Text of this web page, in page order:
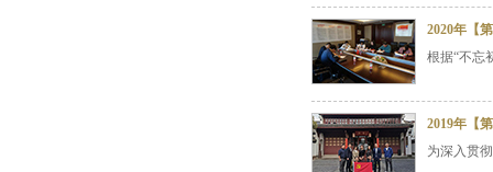
2020年【
根据“不忘
2019年【
为深入贯